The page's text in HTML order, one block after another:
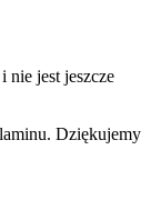
nie jest jeszcze
Dziękujemy